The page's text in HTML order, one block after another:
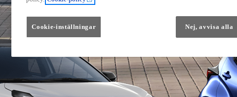
HYBRID
Cookie-inställningar Nej, avvisa alla